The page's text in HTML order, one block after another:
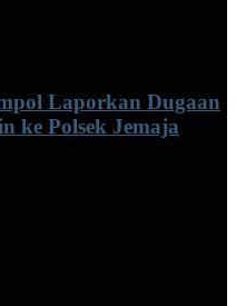
Laporkan Dugaan
ke Polsek Jemaja